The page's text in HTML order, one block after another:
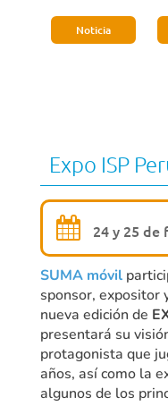
Noticia
Expo ISP
24 y 25 de
SUMA móvil
sponsor, expositor
nueva edición de
presentará su
protagonista que
años, así como la
algunos de los